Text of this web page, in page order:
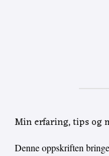
Min erfaring, tips og
Denne oppskriften